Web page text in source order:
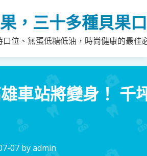
，三十多種貝果
位、無蛋低糖低油，時尚健康的最
車站將變身！ 千
07 byadmin